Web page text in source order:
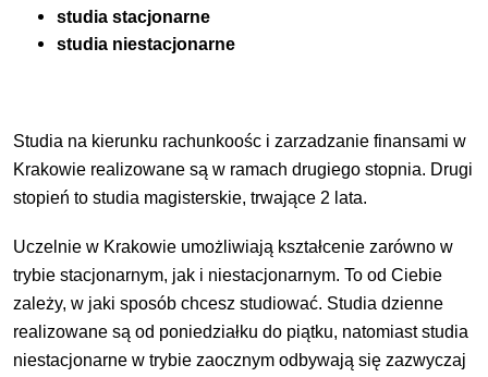
studia stacjonarne
studia niestacjonarne
Studia na kierunku rachunkoośc i zarzadzanie finansami w
Krakowie realizowane są w ramach drugiego stopnia. Drugi
stopień to studia magisterskie, trwające 2 lata.
Uczelnie w Krakowie umożliwiają kształcenie zarówno w
trybie stacjonarnym, jak i niestacjonarnym. To od Ciebie
zależy, w jaki sposób chcesz studiować. Studia dzienne
realizowane są od poniedziałku do piątku, natomiast studia
niestacjonarne w trybie zaocznym odbywają się zazwyczaj